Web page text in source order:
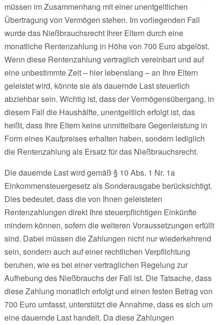
müssen im Zusammenhang mit einer unentgeltlichen
Übertragung von Vermögen stehen. Im vorliegenden Fall
wurde das Nießbrauchsrecht Ihrer Eltern durch eine
monatliche Rentenzahlung in Höhe von 700 Euro abgelöst.
Wenn diese Rentenzahlung vertraglich vereinbart und auf
eine unbestimmte Zeit – hier lebenslang – an Ihre Eltern
geleistet wird, könnte sie als dauernde Last steuerlich
abziehbar sein. Wichtig ist, dass der Vermögensübergang, in
diesem Fall die Haushälfte, unentgeltlich erfolgt ist, das
heißt, dass Ihre Eltern keine unmittelbare Gegenleistung in
Form eines Kaufpreises erhalten haben, sondern lediglich
die Rentenzahlung als Ersatz für das Nießbrauchsrecht.
Die dauernde Last wird gemäß § 10 Abs. 1 Nr. 1a
Einkommensteuergesetz als Sonderausgabe berücksichtigt.
Dies bedeutet, dass die von Ihnen geleisteten
Rentenzahlungen direkt Ihre steuerpflichtigen Einkünfte
mindern können, sofern die weiteren Voraussetzungen erfüllt
sind. Dabei müssen die Zahlungen nicht nur wiederkehrend
sein, sondern auch auf einer rechtlichen Verpflichtung
beruhen, wie es bei einer vertraglichen Regelung zur
Aufhebung des Nießbrauchs der Fall ist. Die Tatsache, dass
diese Zahlung monatlich erfolgt und einen festen Betrag von
700 Euro umfasst, unterstützt die Annahme, dass es sich um
eine dauernde Last handelt. Da diese Zahlungen